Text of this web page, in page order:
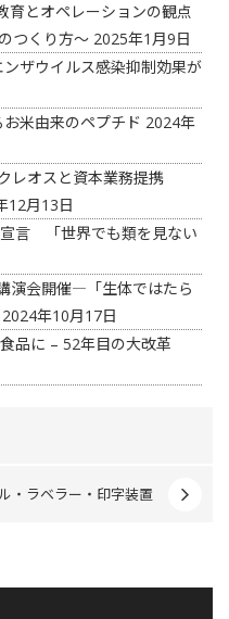
とオペレーションの観点
つくり方～ 2025年1月9日
ザウイルス感染抑制効果が
米由来のペプチド 2024年
レオスと資本業務提携
12月13日
言 「世界でも類を見ない
演会開催―「生体ではたら
2024年10月17日
品に – 52年目の大改革
・ラベラー・印字装置